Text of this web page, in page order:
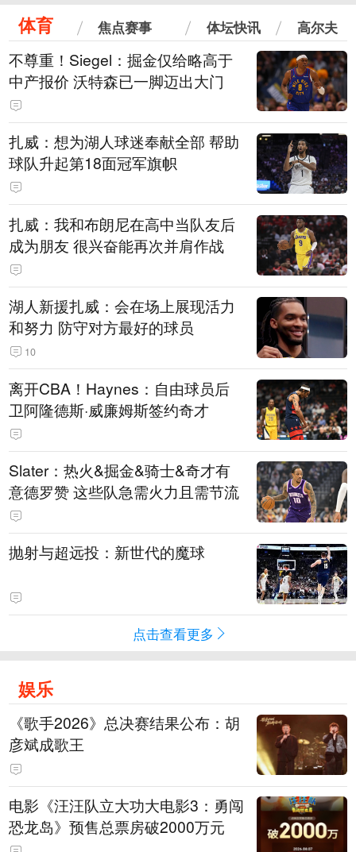
体育 焦点赛事 体坛快讯 高尔夫
不尊重！Siegel：掘金仅给略高于
中产报价 沃特森已一脚迈出大门
扎威：想为湖人球迷奉献全部 帮助
球队升起第18面冠军旗帜
扎威：我和布朗尼在高中当队友后
成为朋友 很兴奋能再次并肩作战
湖人新援扎威：会在场上展现活力
和努力 防守对方最好的球员
10
离开CBA！Haynes：自由球员后
卫阿隆德斯·威廉姆斯签约奇才
Slater：热火&掘金&骑士&奇才有
意德罗赞 这些队急需火力且需节流
抛射与超远投：新世代的魔球
点击查看更多
娱乐
《歌手2026》总决赛结果公布：胡
彦斌成歌王
电影《汪汪队立大功大电影3：勇闯
恐龙岛》预售总票房破2000万元